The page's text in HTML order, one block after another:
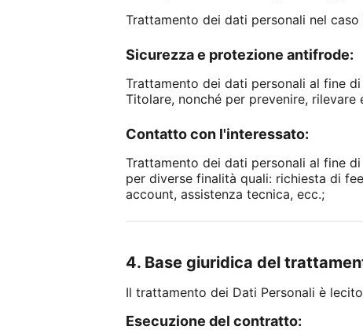
Trattamento dei dati personali nel
Sicurezza e protezione antifrode:
Trattamento dei dati personali al fine
Titolare, nonché per prevenire,
Contatto con l'interessato:
Trattamento dei dati personali al fine
per diverse finalità quali: richiesta di
account, assistenza tecnica, ecc.;
4. Base giuridica del
Il trattamento dei Dati Personali è
Esecuzione del contratto: